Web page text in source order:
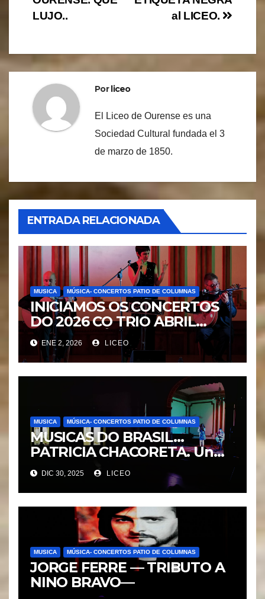
entradas
al LICEO.
LUJO..
Porliceo
El Liceo de Ourense es una
Sociedad Cultural fundada el 3
de marzo de 1850.
ENTRADA RELACIONADA
MUSICA MÚSICA- CONCERTOS PATIO DE COLUMNAS
INICIAMOS OS CONCERTOS
DO 2026 CO TRIO ABRIL
FADO ATLÁNTICO.
ENE 2, 2026 LICEO
MUSICA MÚSICA- CONCERTOS PATIO DE COLUMNAS
MUSICAS DO BRASIL…
PATRICIA CHACORETA. Un
pracer.
DIC 30, 2025 LICEO
MUSICA MÚSICA- CONCERTOS PATIO DE COLUMNAS
JORGE FERRE — TRIBUTO A
NINO BRAVO—